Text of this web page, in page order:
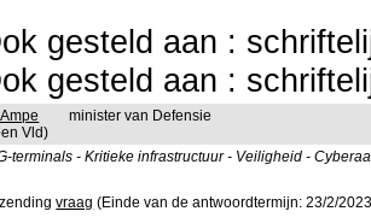
gesteld aan :
gesteld aan :
Vld)
minister van Defensie
terminals - Kritieke infrastructuur - Veiligheid -
vraag (Einde van de antwoordtermijn: 23/2/